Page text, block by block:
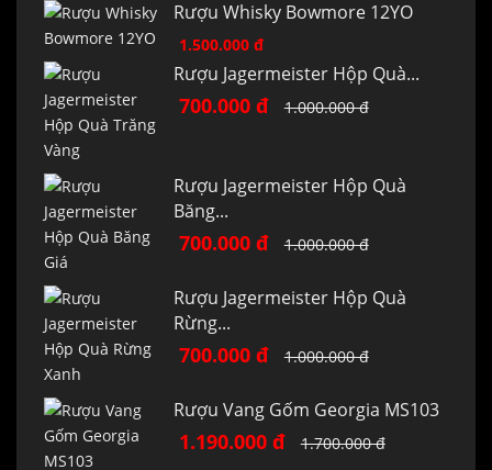
Rượu Whisky Bowmore 12YO
1.500.000 đ
Rượu Jagermeister Hộp Quà...
700.000 đ 1.000.000 đ
Rượu Jagermeister Hộp Quà
Băng...
700.000 đ 1.000.000 đ
Rượu Jagermeister Hộp Quà
Rừng...
700.000 đ 1.000.000 đ
Rượu Vang Gốm Georgia MS103
1.190.000 đ 1.700.000 đ